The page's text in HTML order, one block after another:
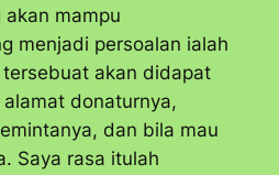
mampu
menjadi persoalan ialah
akan didapat
donaturnya,
dan bila mau
Saya rasa itulah